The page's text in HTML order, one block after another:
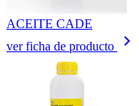
ACEITE CADE
ver ficha de producto
keyboard_arrow_right